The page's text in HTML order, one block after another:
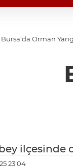
Bursa'da Orman
ilçesinde
23:04